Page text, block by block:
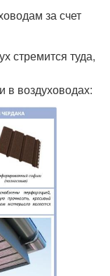
за счет
стремится туда,
в воздуховодах: